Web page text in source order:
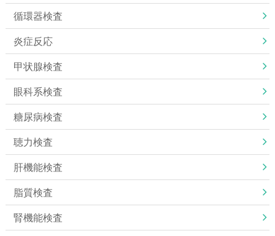
循環器検査
炎症反応
甲状腺検査
眼科系検査
糖尿病検査
聴力検査
肝機能検査
脂質検査
腎機能検査